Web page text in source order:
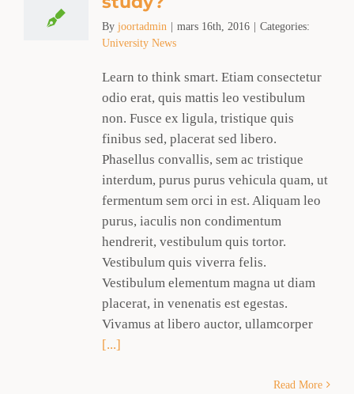
By joortadmin | mars 16th, 2016 | Categories:
University News
Learn to think smart. Etiam consectetur
odio erat, quis mattis leo vestibulum
non. Fusce ex ligula, tristique quis
finibus sed, placerat sed libero.
Phasellus convallis, sem ac tristique
interdum, purus purus vehicula quam, ut
fermentum sem orci in est. Aliquam leo
purus, iaculis non condimentum
hendrerit, vestibulum quis tortor.
Vestibulum quis viverra felis.
Vestibulum elementum magna ut diam
placerat, in venenatis est egestas.
Vivamus at libero auctor, ullamcorper
[...]
Read More